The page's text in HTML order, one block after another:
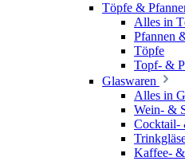
Töpfe &
Alles in
Pfannen
Töpfe
Topf- &
Glaswaren
Alles in
Wein- &
Cocktail-
Kaffee- &